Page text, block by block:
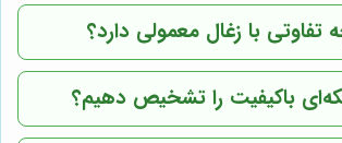
با زغال معمولی دارد؟
باکیفیت را تشخیص دهیم؟